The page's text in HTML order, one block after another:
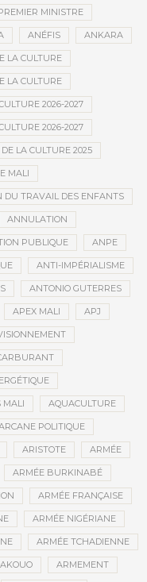
MINISTRE
ANÉFIS ANKARA
LA CULTURE
LA CULTURE
2026-2027
2026-2027
LA CULTURE 2025
MALI
DU TRAVAIL DES ENFANTS
ANNULATION
PUBLIQUE ANPE
ANTI-IMPÉRIALISME
ANTONIO GUTERRES
APEX MALI APJ
MALI AQUACULTURE
POLITIQUE
ARISTOTE ARMÉE
ARMÉE BURKINABÉ
ARMÉE FRANÇAISE
ARMÉE NIGÉRIANE
ARMÉE TCHADIENNE
ARMEMENT